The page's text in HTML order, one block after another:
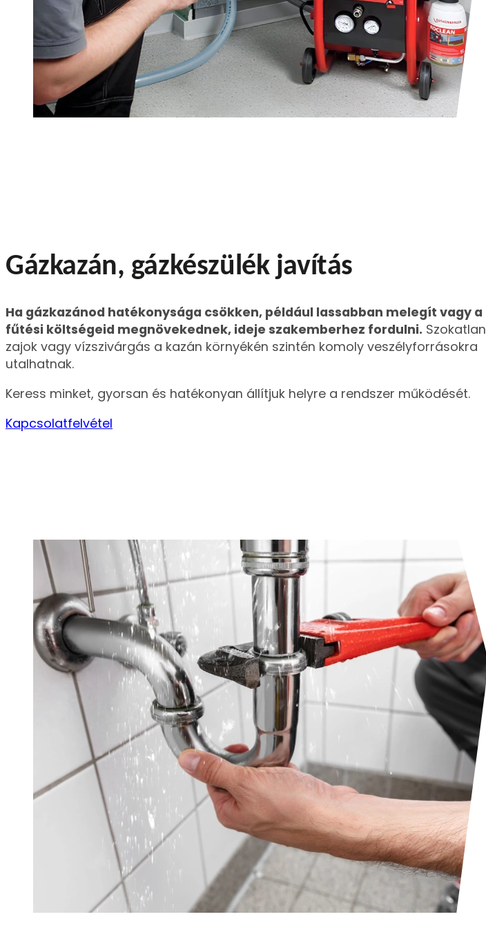
Gázkazán, gázkészülék javítás
Ha gázkazánod hatékonysága csökken, például lassabban melegít vagy a
fűtési költségeid megnövekednek, ideje szakemberhez fordulni. Szokatlan
zajok vagy vízszivárgás a kazán környékén szintén komoly veszélyforrásokra
utalhatnak.
Keress minket, gyorsan és hatékonyan állítjuk helyre a rendszer működését.
Kapcsolatfelvétel